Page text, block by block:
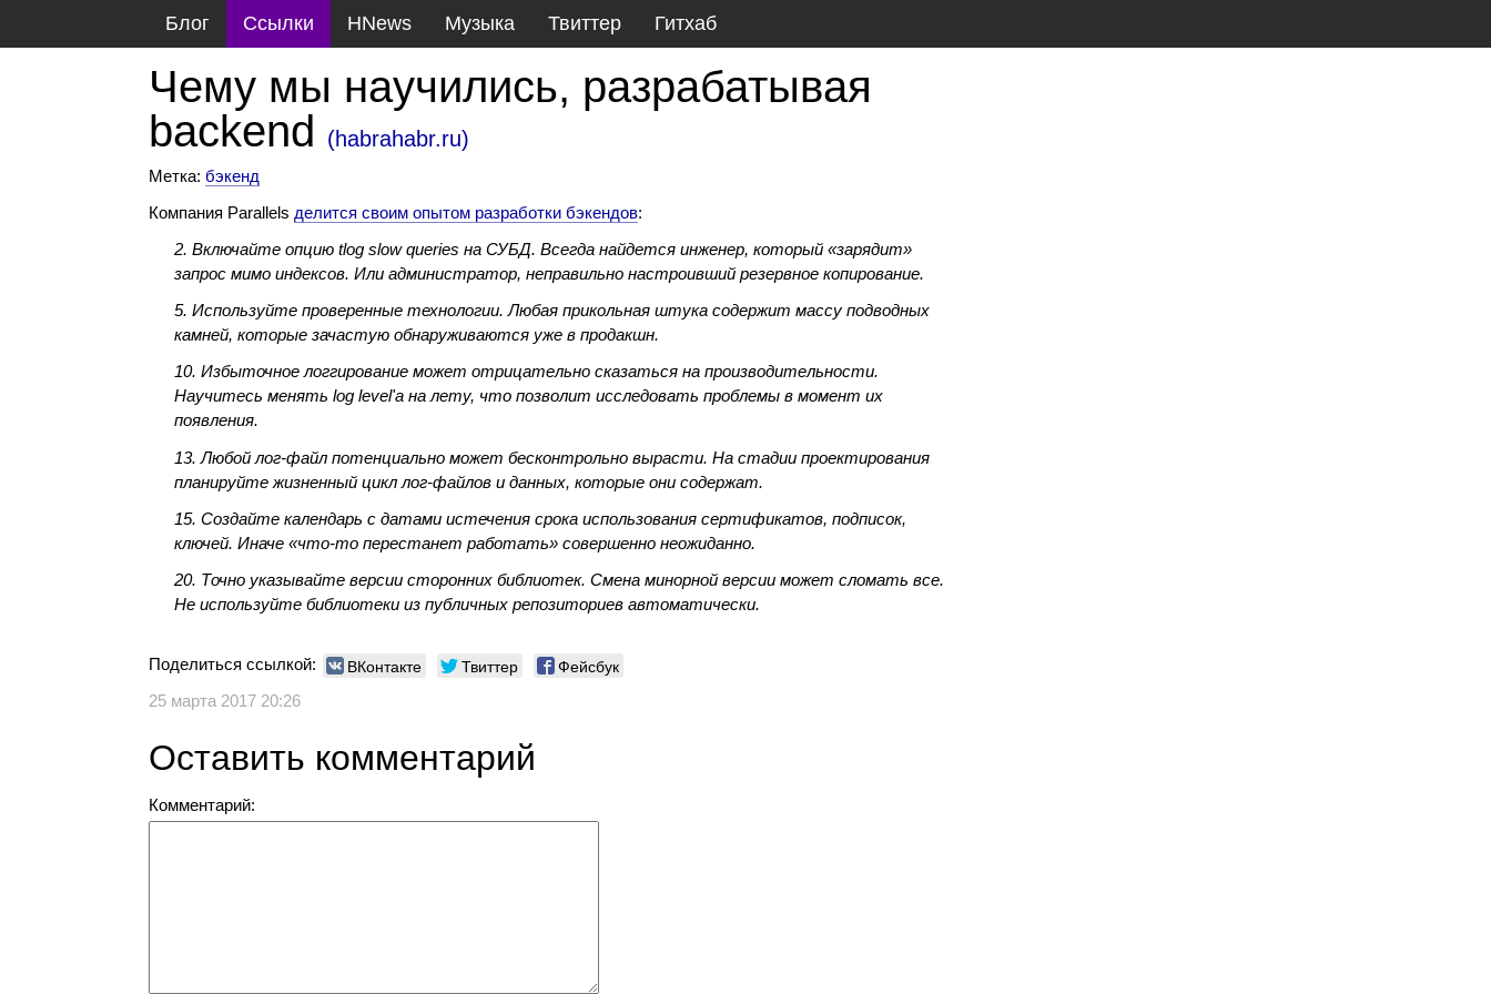
Блог Ссылки HNews Музыка Твиттер Гитхаб
Чему мы научились, разрабатывая
backend
(habrahabr.ru)
Метка:бэкенд
Компания Parallels делится своим опытом разработки бэкендов:
2. Включайте опцию tlog slow queries на СУБД. Всегда найдется инженер, который «зарядит»
запрос мимо индексов. Или администратор, неправильно настроивший резервное копирование.
5. Используйте проверенные технологии. Любая прикольная штука содержит массу подводных
камней, которые зачастую обнаруживаются уже в продакшн.
10. Избыточное логгирование может отрицательно сказаться на производительности.
Научитесь менять log level'a на лету, что позволит исследовать проблемы в момент их
появления.
13. Любой лог-файл потенциально может бесконтрольно вырасти. На стадии проектирования
планируйте жизненный цикл лог-файлов и данных, которые они содержат.
15. Создайте календарь с датами истечения срока использования сертификатов, подписок,
ключей. Иначе «что-то перестанет работать» совершенно неожиданно.
20. Точно указывайте версии сторонних библиотек. Смена минорной версии может сломать все.
Не используйте библиотеки из публичных репозиториев автоматически.
Поделиться ссылкой: ВКонтакте Твиттер Фейсбук
25 марта 2017 20:26
Оставить комментарий
Комментарий: